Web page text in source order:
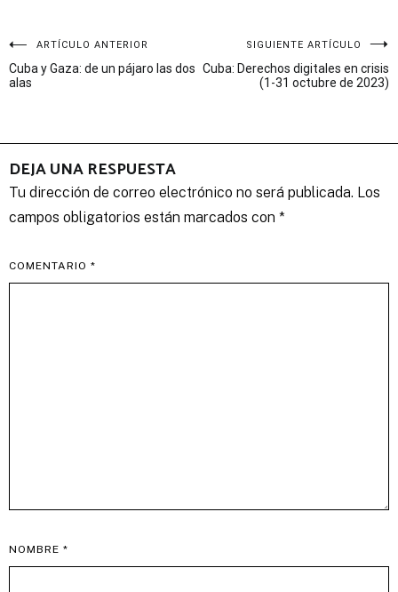
Navegación
de
ARTÍCULO ANTERIOR
Cuba y Gaza: de un pájaro las dos
alas
SIGUIENTE ARTÍCULO
Cuba: Derechos digitales en crisis
(1-31 octubre de 2023)
DEJA UNA RESPUESTA
Tu dirección de correo electrónico no será publicada. Los
campos obligatorios están marcados con *
COMENTARIO *
NOMBRE *